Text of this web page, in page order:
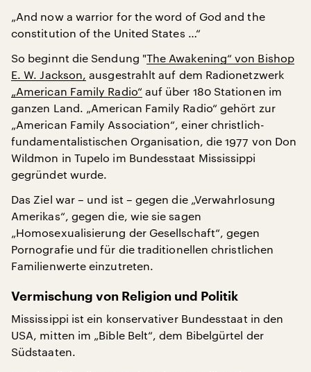
„And now a warrior for the word of God and the
constitution of the United States …“
So beginnt die Sendung "The Awakening“ von Bishop
E. W. Jackson, ausgestrahlt auf dem Radionetzwerk
„American Family Radio“ auf über 180 Stationen im
ganzen Land. „American Family Radio“ gehört zur
„American Family Association“, einer christlich-
fundamentalistischen Organisation, die 1977 von Don
Wildmon in Tupelo im Bundesstaat Mississippi
gegründet wurde.
Das Ziel war – und ist – gegen die „Verwahrlosung
Amerikas“, gegen die, wie sie sagen
„Homosexualisierung der Gesellschaft“, gegen
Pornografie und für die traditionellen christlichen
Familienwerte einzutreten.
Vermischung von Religion und Politik
Mississippi ist ein konservativer Bundesstaat in den
USA, mitten im „Bible Belt“, dem Bibelgürtel der
Südstaaten.